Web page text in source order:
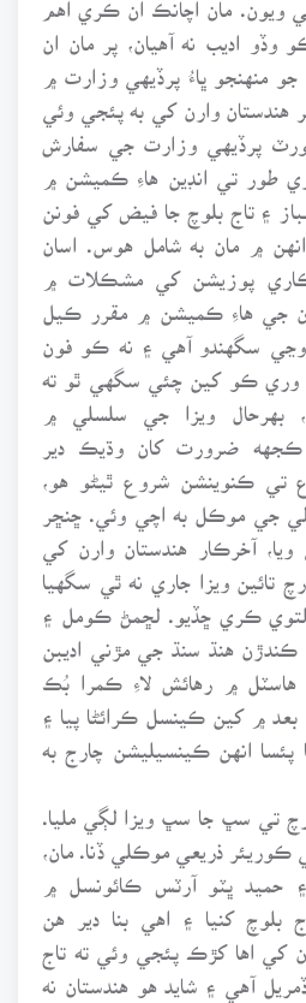
اديب نه آهيان، پر مان ان
منهنجو ڀاءُ پرڏيهي وزارت ۾
هندستان وارن کي به پئجي وئي
پرڏيهي وزارت جي سفارش
طور تي انڊين هاءِ ڪميشن ۾
۽ تاج بلوچ جا فيض کي فونن
انهن ۾ مان به شامل هوس. اسان
پوزيشن کي مشڪلات ۾
جي هاءِ ڪميشن ۾ مقرر ڪيل
وڃي سگهندو آهي ۽ نه ڪو فون
وري ڪو کين چئي سگهي ٿو ته
بهرحال ويزا جي سلسلي ۾
ڪجهه ضرورت کان وڌيڪ دير
ڪئي. 15 مارچ 2004ع تي ڪنوينشن شروع ٿيڻو هو،
جي موڪل به اچي وئي. ڇنڇر
ويا، آخرڪار هندستان وارن کي
خبر پئي ته 14 مارچ تائين ويزا جاري نه ٿي سگهيا
ڪري ڇڏيو. لڇمڻ ڪومل ۽
ڪندڙن هنڌ سنڌ جي مڙني اديبن
هاسٽل ۾ رهائش لاءِ ڪمرا بُڪ
۾ کين ڪينسل ڪرائڻا پيا ۽
پئسا انهن ڪينسيليشن چارج به
خدا خدا ڪري 15 مارچ تي سڀ جا سڀ ويزا لڳي مليا.
ذريعي موڪلي ڏنا. مان،
۽ حميد ڀٽو آرٽس ڪائونسل ۾
بلوچ کنيا ۽ اهي بنا دير هن
کي اها کڙڪ پئجي وئي ته تاج
آهي ۽ شايد هو هندستان نه